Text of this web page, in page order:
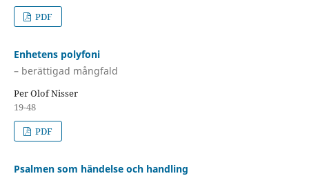
PDF
Enhetens polyfoni
– berättigad mångfald
Per Olof Nisser
19-48
PDF
Psalmen som händelse och handling